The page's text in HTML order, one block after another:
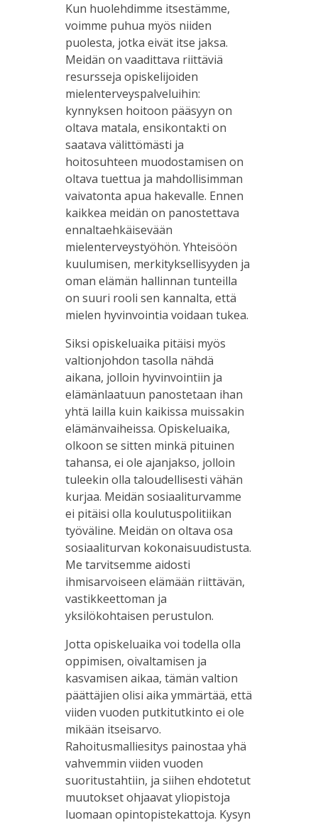
Kun huolehdimme itsestämme,
voimme puhua myös niiden
puolesta, jotka eivät itse jaksa.
Meidän on vaadittava riittäviä
resursseja opiskelijoiden
mielenterveyspalveluihin:
kynnyksen hoitoon pääsyyn on
oltava matala, ensikontakti on
saatava välittömästi ja
hoitosuhteen muodostamisen on
oltava tuettua ja mahdollisimman
vaivatonta apua hakevalle. Ennen
kaikkea meidän on panostettava
ennaltaehkäisevään
mielenterveystyöhön. Yhteisöön
kuulumisen, merkityksellisyyden ja
oman elämän hallinnan tunteilla
on suuri rooli sen kannalta, että
mielen hyvinvointia voidaan tukea.
Siksi opiskeluaika pitäisi myös
valtionjohdon tasolla nähdä
aikana, jolloin hyvinvointiin ja
elämänlaatuun panostetaan ihan
yhtä lailla kuin kaikissa muissakin
elämänvaiheissa. Opiskeluaika,
olkoon se sitten minkä pituinen
tahansa, ei ole ajanjakso, jolloin
tuleekin olla taloudellisesti vähän
kurjaa. Meidän sosiaaliturvamme
ei pitäisi olla koulutuspolitiikan
työväline. Meidän on oltava osa
sosiaaliturvan kokonaisuudistusta.
Me tarvitsemme aidosti
ihmisarvoiseen elämään riittävän,
vastikkeettoman ja
yksilökohtaisen perustulon.
Jotta opiskeluaika voi todella olla
oppimisen, oivaltamisen ja
kasvamisen aikaa, tämän valtion
päättäjien olisi aika ymmärtää, että
viiden vuoden putkitutkinto ei ole
mikään itseisarvo.
Rahoitusmalliesitys painostaa yhä
vahvemmin viiden vuoden
suoritustahtiin, ja siihen ehdotetut
muutokset ohjaavat yliopistoja
luomaan opintopistekattoja. Kysyn